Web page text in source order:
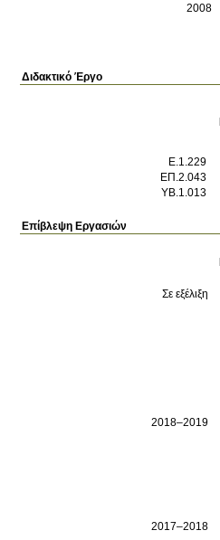
2008
Διδακτικό Έργο
Ε.1.229
ΕΠ.2.043
ΥΒ.1.013
Επίβλεψη Εργασιών
Σε εξέλιξη
2018–2019
2017–2018